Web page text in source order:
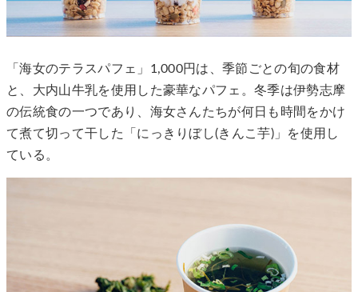
「海女のテラスパフェ」1,000円は、季節ごとの旬の食材
と、大内山牛乳を使用した豪華なパフェ。冬季は伊勢志摩
の伝統食の一つであり、海女さんたちが何日も時間をかけ
て煮て切って干した「にっきりぼし(きんこ芋)」を使用し
ている。